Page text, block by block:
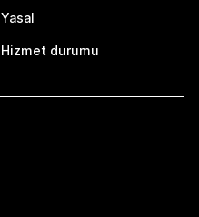
Yasal
Hizmet durumu